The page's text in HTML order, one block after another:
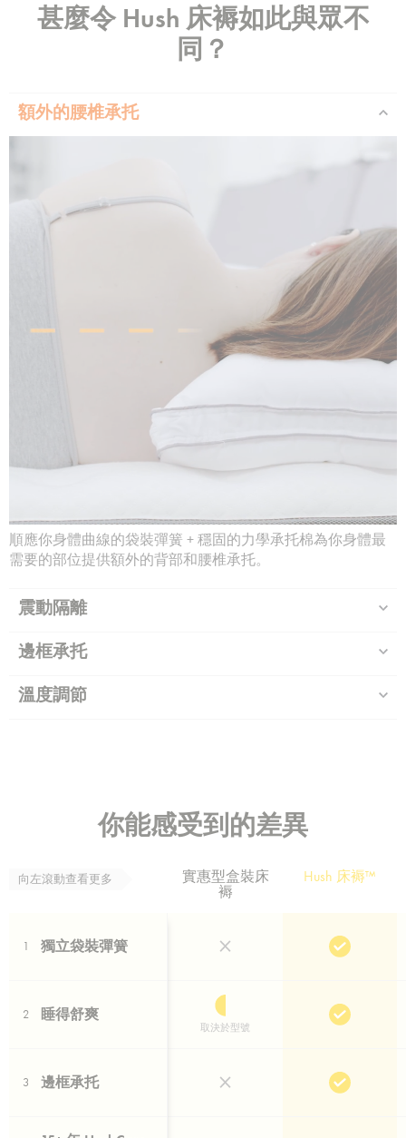
甚麼令 Hush 床褥如此與眾不
同？
額外的腰椎承托
順應你身體曲線的袋裝彈簧 + 穩固的力學承托棉為你身體最
需要的部位提供額外的背部和腰椎承托。
震動隔離
邊框承托
溫度調節
你能感受到的差異
1 獨立袋裝彈簧
2 睡得舒爽
3 邊框承托
向左滾動查看更多
實惠型盒裝床
褥
Hush 床褥™
取決於型號